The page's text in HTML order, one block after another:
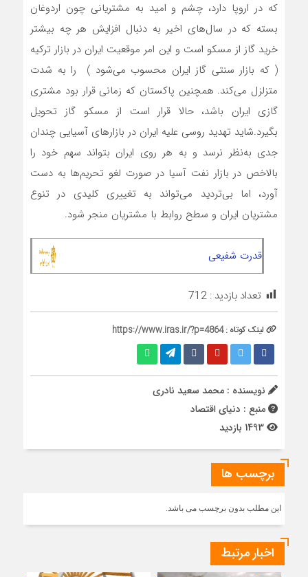
که در اروپا دارد، چشم و امید به مشتریانی چون اردوغان
بسته که در سال‌‌‌های اخیر به دنبال افزایش هر چه بیشتر
خرید گاز از مسکو است و این امر موقعیت ایران در بازار ترکیه
( که بازار سنتی گاز ایران محسوب می‌‌‌شود ) را به شدت
متزلزل می‌‌‌کند. همچنین پاکستان که زمانی قرار بود مشتری
گازی ایران باشد، حالا قرار است از مسکو گاز تحویل
بگیرد.شاید تهدید روسی علیه ایران در بازارهای آسیایی چندان
جدی به‌نظر نرسد و به هر روی ایران بتواند سهم خود را
بالاخص در بازار نفت آسیا در صورت لغو تحریم‌‌‌ها به دست
آورد، اما بی‌‌‌تردید می‌‌‌تواند به تغییری کلیدی در تنوع
مشتریان ایران و سطح روابط با مشتریان منجر شود.
قدرت شفیعی
تعداد بازدید : 712
لینک کوتاه :https://www.iras.ir/?p=4864
نویسنده : محمد سعید نادری
منبع : دنیای اقتصاد
برچسب ها
این مطلب بدون برچسب می باشد.
اخبار مرتبط